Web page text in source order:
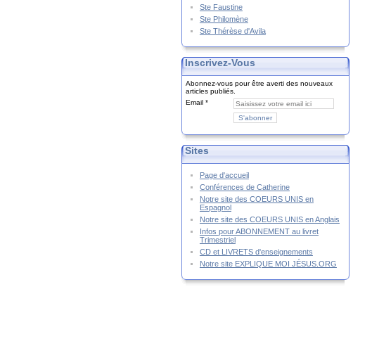
Ste Faustine
Ste Philomène
Ste Thérèse d'Avila
Inscrivez-Vous
Abonnez-vous pour être averti des nouveaux
articles publiés.
Email
Sites
Page d'accueil
Conférences de Catherine
Notre site des COEURS UNIS en
Espagnol
Notre site des COEURS UNIS en Anglais
Infos pour ABONNEMENT au livret
Trimestriel
CD et LIVRETS d'enseignements
Notre site EXPLIQUE MOI JÉSUS.ORG